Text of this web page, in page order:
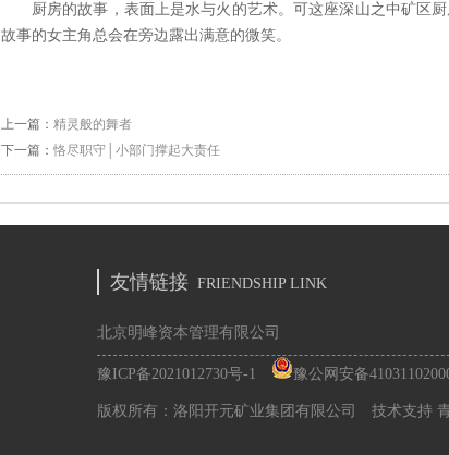
厨房的故事，表面上是水与火的艺术。可这座深山之中矿区
故事的女主角总会在旁边露出满意的微笑。
上一篇： 精灵般的舞者
下一篇： 恪尽职守│小部门撑起大责任
友情链接 FRIENDSHIP LINK
北京明峰资本管理有限公司
豫ICP备2021012730号-1 豫公网安备
版权所有：洛阳开元矿业集团有限公司 技术支持